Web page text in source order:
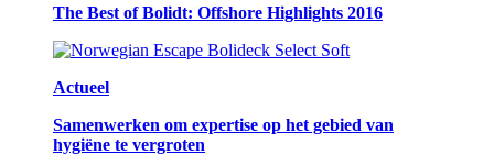
The Best of Bolidt: Offshore Highlights 2016
Actueel
Samenwerken om expertise op het gebied van
hygiëne te vergroten